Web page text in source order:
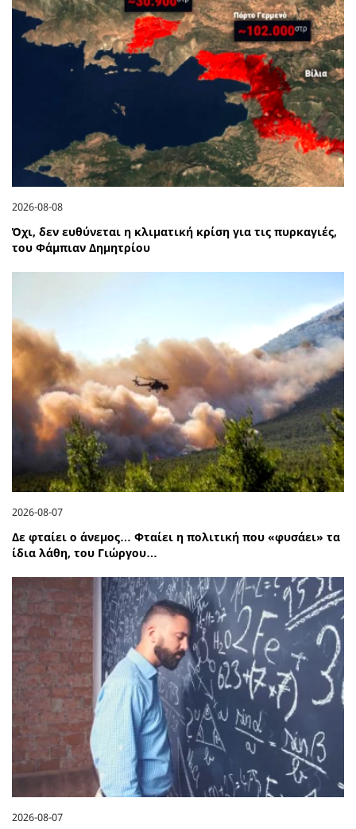
2026-08-08
Όχι, δεν ευθύνεται η κλιματική κρίση για τις πυρκαγιές,
του Φάμπιαν Δημητρίου
2026-08-07
Δε φταίει ο άνεμος… Φταίει η πολιτική που «φυσάει» τα
ίδια λάθη, του Γιώργου…
2026-08-07